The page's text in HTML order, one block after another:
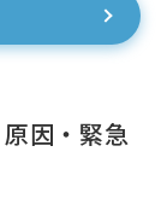
因・緊急